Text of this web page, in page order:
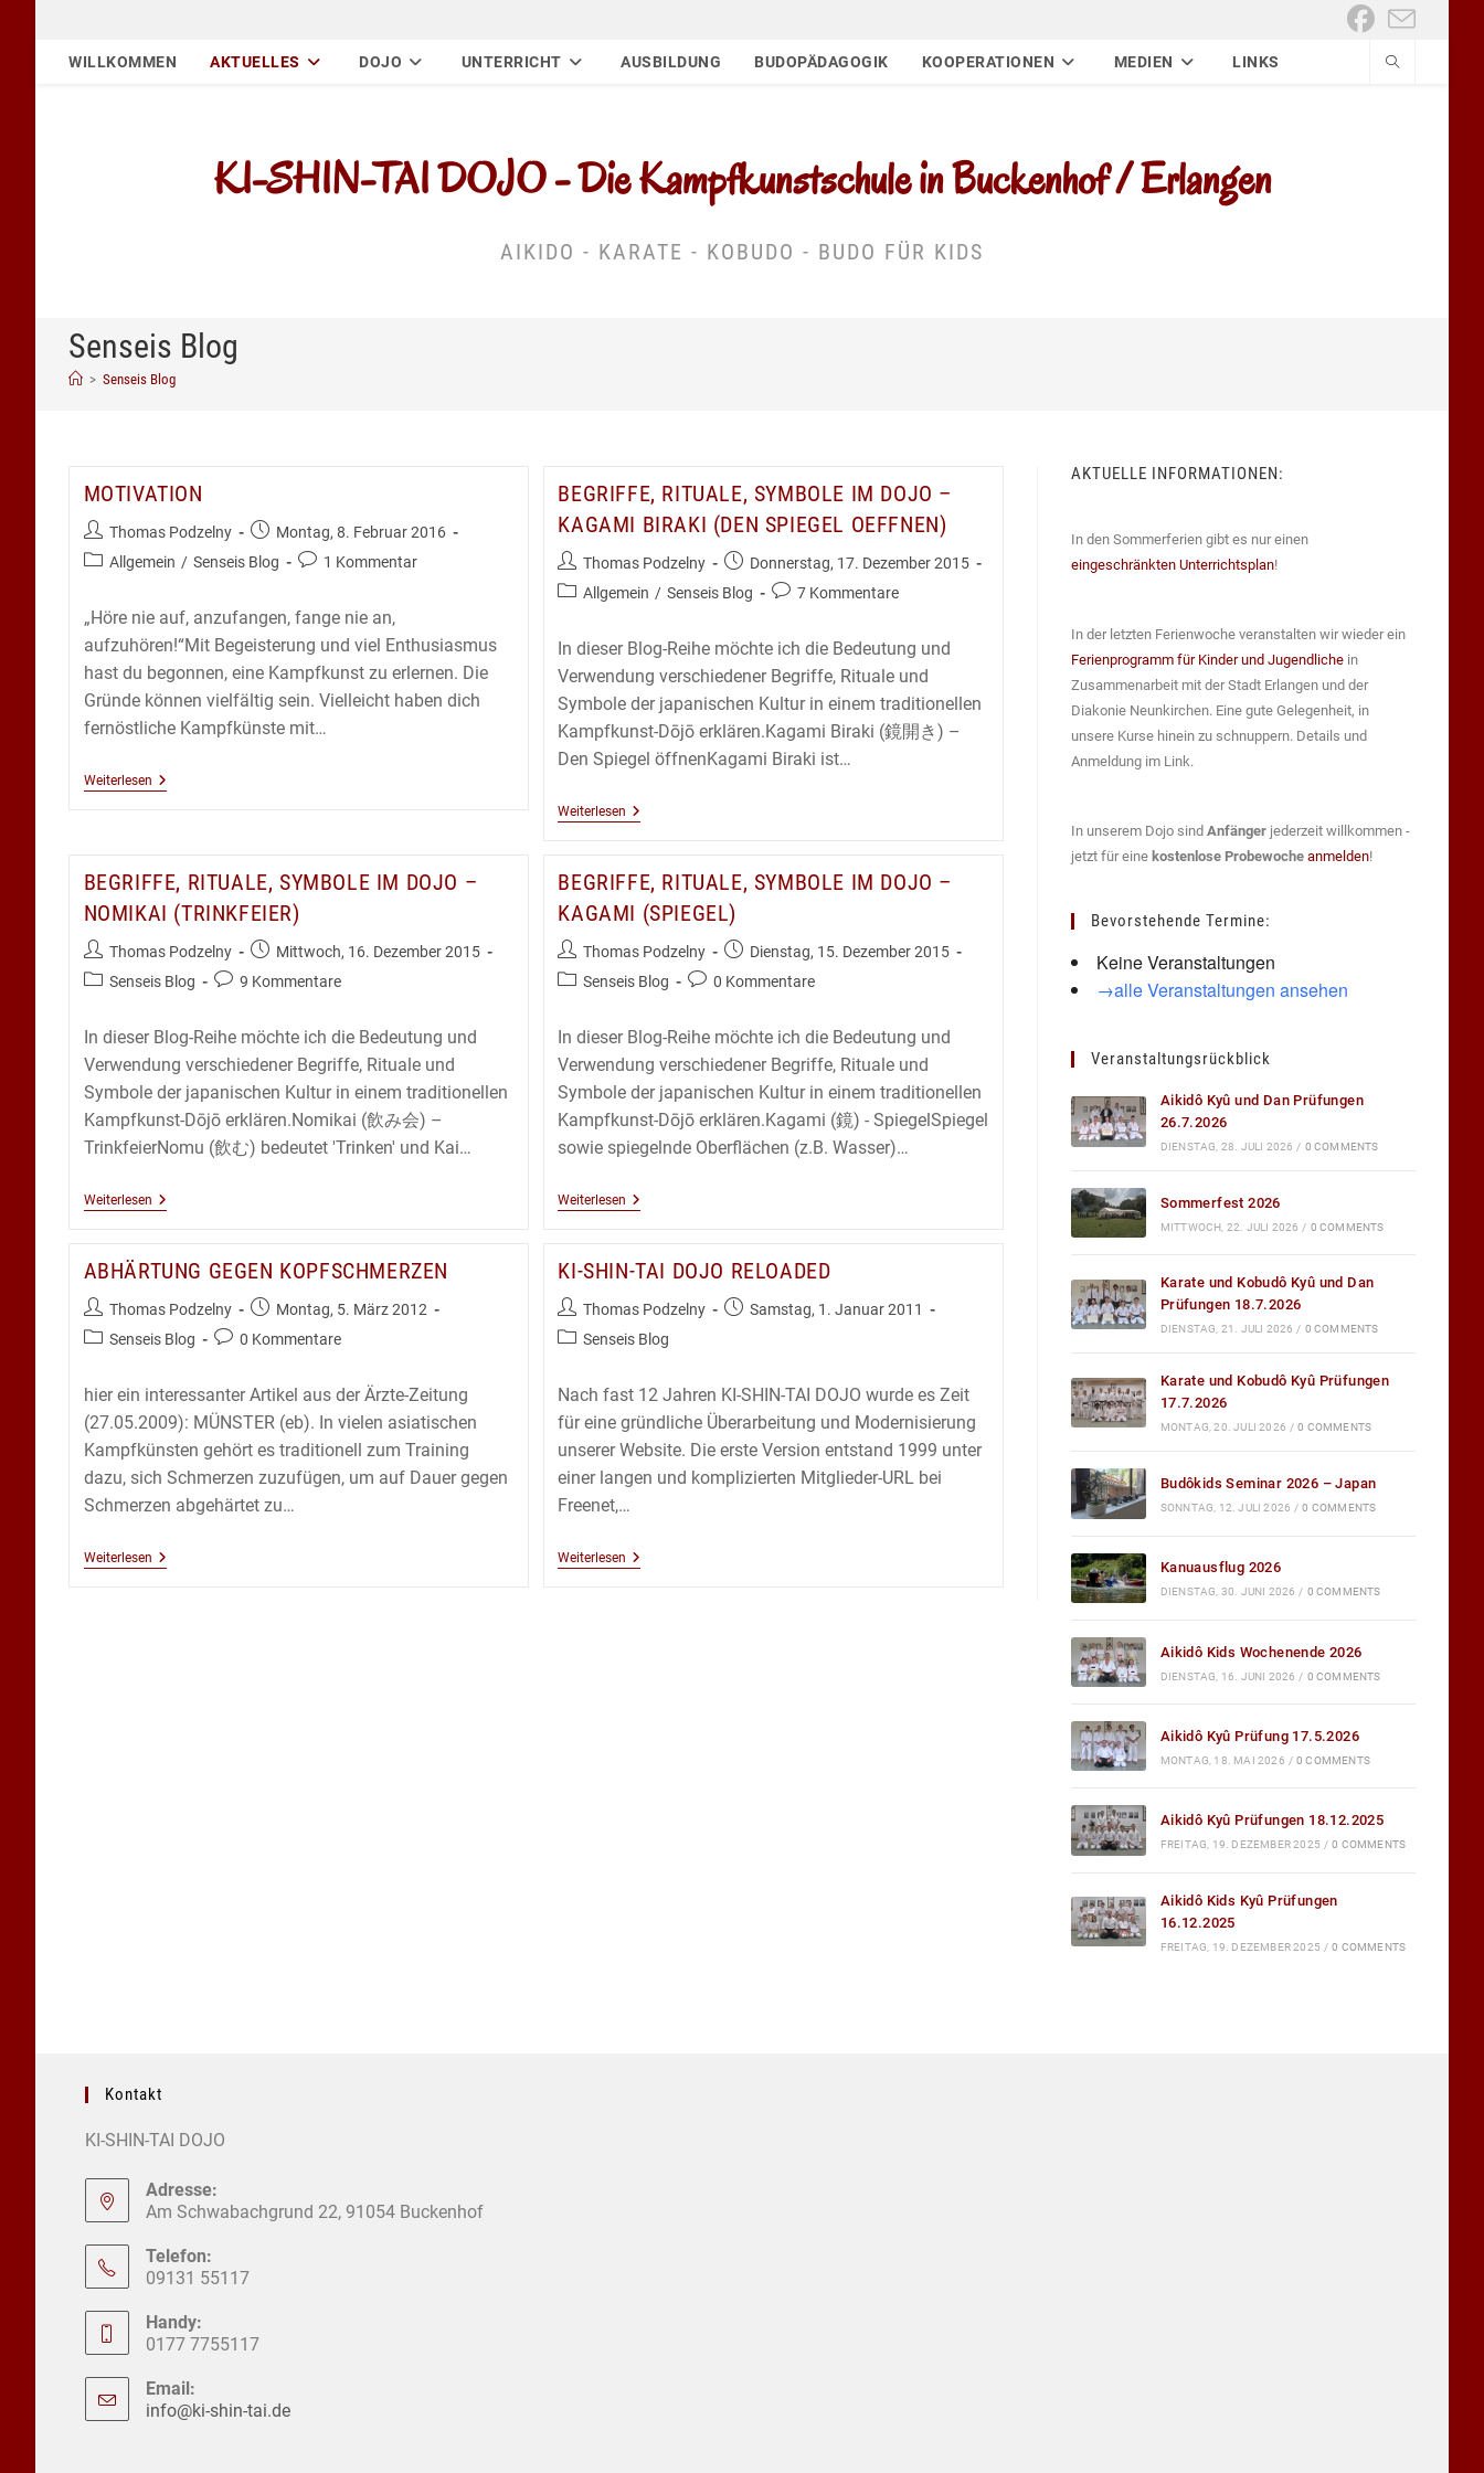
WILLKOMMEN AKTUELLES DOJO UNTERRICHT AUSBILDUNG BUDOPÄDAGOGIK KOOPERATIONEN MEDIEN LINKS
KI-SHIN-TAI DOJO - Die Kampfkunstschule in Buckenhof / Erlangen
AIKIDO - KARATE - KOBUDO - BUDO FÜR KIDS
Senseis Blog
> Senseis Blog
MOTIVATION
Beitrags-
Autor:
Thomas Podzelny
Beitrag
veröffentlicht:
Montag, 8. Februar 2016
Beitrags-
Allgemein / Senseis Blog
Beitrags-
1 Kommentar
„Höre nie auf, anzufangen, fange nie an,
aufzuhören!“Mit Begeisterung und viel Enthusiasmus
hast du begonnen, eine Kampfkunst zu erlernen. Die
Gründe können vielfältig sein. Vielleicht haben dich
fernöstliche Kampfkünste mit…
WeiterlesenMotivation
BEGRIFFE, RITUALE, SYMBOLE IM DOJO –
KAGAMI BIRAKI (DEN SPIEGEL OEFFNEN)
Beitrags-
Autor:
Thomas Podzelny
Beitrag
veröffentlicht:
Donnerstag, 17. Dezember 2015
Beitrags-
Allgemein / Senseis Blog
Beitrags-
7 Kommentare
In dieser Blog-Reihe möchte ich die Bedeutung und
Verwendung verschiedener Begriffe, Rituale und
Symbole der japanischen Kultur in einem traditionellen
Kampfkunst-Dōjō erklären.Kagami Biraki (鏡開き) –
Den Spiegel öffnenKagami Biraki ist…
Weiterlesen Begriffe,
Dojo
Kagami
(den
Oeffnen)
BEGRIFFE, RITUALE, SYMBOLE IM DOJO –
NOMIKAI (TRINKFEIER)
Beitrags-
Autor:
Thomas Podzelny
Beitrag
veröffentlicht:
Mittwoch, 16. Dezember 2015
Beitrags-
Senseis Blog
Beitrags-
9 Kommentare
In dieser Blog-Reihe möchte ich die Bedeutung und
Verwendung verschiedener Begriffe, Rituale und
Symbole der japanischen Kultur in einem traditionellen
Kampfkunst-Dōjō erklären.Nomikai (飲み会) –
TrinkfeierNomu (飲む) bedeutet 'Trinken' und Kai…
WeiterlesenBegriffe,
Dojo
Nomikai
(Trinkfeier)
BEGRIFFE, RITUALE, SYMBOLE IM DOJO –
KAGAMI (SPIEGEL)
Beitrags-
Autor:
Thomas Podzelny
Beitrag
veröffentlicht:
Dienstag, 15. Dezember 2015
Beitrags-
Senseis Blog
Beitrags-
0 Kommentare
In dieser Blog-Reihe möchte ich die Bedeutung und
Verwendung verschiedener Begriffe, Rituale und
Symbole der japanischen Kultur in einem traditionellen
Kampfkunst-Dōjō erklären.Kagami (鏡) - SpiegelSpiegel
sowie spiegelnde Oberflächen (z.B. Wasser)…
Weiterlesen Begriffe,
Dojo
Kagami
ABHÄRTUNG GEGEN KOPFSCHMERZEN
Beitrags-
Autor:
Thomas Podzelny
Beitrag
veröffentlicht:
Montag, 5. März 2012
Beitrags-
Senseis Blog
Beitrags-
0 Kommentare
hier ein interessanter Artikel aus der Ärzte-Zeitung
(27.05.2009): MÜNSTER (eb). In vielen asiatischen
Kampfkünsten gehört es traditionell zum Training
dazu, sich Schmerzen zuzufügen, um auf Dauer gegen
Schmerzen abgehärtet zu…
WeiterlesenAbhärtung
KI-SHIN-TAI DOJO RELOADED
Beitrags-
Autor:
Thomas Podzelny
BeitragSamstag, 1. Januar 2011
Beitrags-
Senseis Blog
Nach fast 12 Jahren KI-SHIN-TAI DOJO wurde es Zeit
für eine gründliche Überarbeitung und Modernisierung
unserer Website. Die erste Version entstand 1999 unter
einer langen und komplizierten Mitglieder-URL bei
Freenet,…
Weiterlesen Ki-
AKTUELLE INFORMATIONEN:
In den Sommerferien gibt es nur einen
eingeschränkten Unterrichtsplan!
In der letzten Ferienwoche veranstalten wir wieder ein
Ferienprogramm für Kinder und Jugendliche in
Zusammenarbeit mit der Stadt Erlangen und der
Diakonie Neunkirchen. Eine gute Gelegenheit, in
unsere Kurse hinein zu schnuppern. Details und
Anmeldung im Link.
In unserem Dojo sindAnfänger jederzeit willkommen -
jetzt für eine kostenlose Probewocheanmelden!
Bevorstehende Termine:
Keine Veranstaltungen
→alle Veranstaltungen ansehen
Veranstaltungsrückblick
Aikidô Kyû und Dan Prüfungen
26.7.2026
DIENSTAG, 28. JULI 2026 / 0 COMMENTS
Sommerfest 2026
MITTWOCH, 22. JULI 2026 / 0 COMMENTS
Karate und Kobudô Kyû und Dan
Prüfungen 18.7.2026
DIENSTAG, 21. JULI 2026 / 0 COMMENTS
Karate und Kobudô Kyû Prüfungen
17.7.2026
MONTAG, 20. JULI 2026 / 0 COMMENTS
Budôkids Seminar 2026 – Japan
SONNTAG, 12. JULI 2026 / 0 COMMENTS
Kanuausflug 2026
DIENSTAG, 30. JUNI 2026 / 0 COMMENTS
Aikidô Kids Wochenende 2026
DIENSTAG, 16. JUNI 2026 / 0 COMMENTS
Aikidô Kyû Prüfung 17.5.2026
MONTAG, 18. MAI 2026 / 0 COMMENTS
Aikidô Kyû Prüfungen 18.12.2025
FREITAG, 19. DEZEMBER 2025 / 0 COMMENTS
Aikidô Kids Kyû Prüfungen
16.12.2025
FREITAG, 19. DEZEMBER 2025 / 0 COMMENTS
Kontakt
KI-SHIN-TAI DOJO
Adresse:
Am Schwabachgrund 22, 91054 Buckenhof
Telefon:
09131 55117
Handy:
0177 7755117
Email:
info@ki-shin-tai.deOpens